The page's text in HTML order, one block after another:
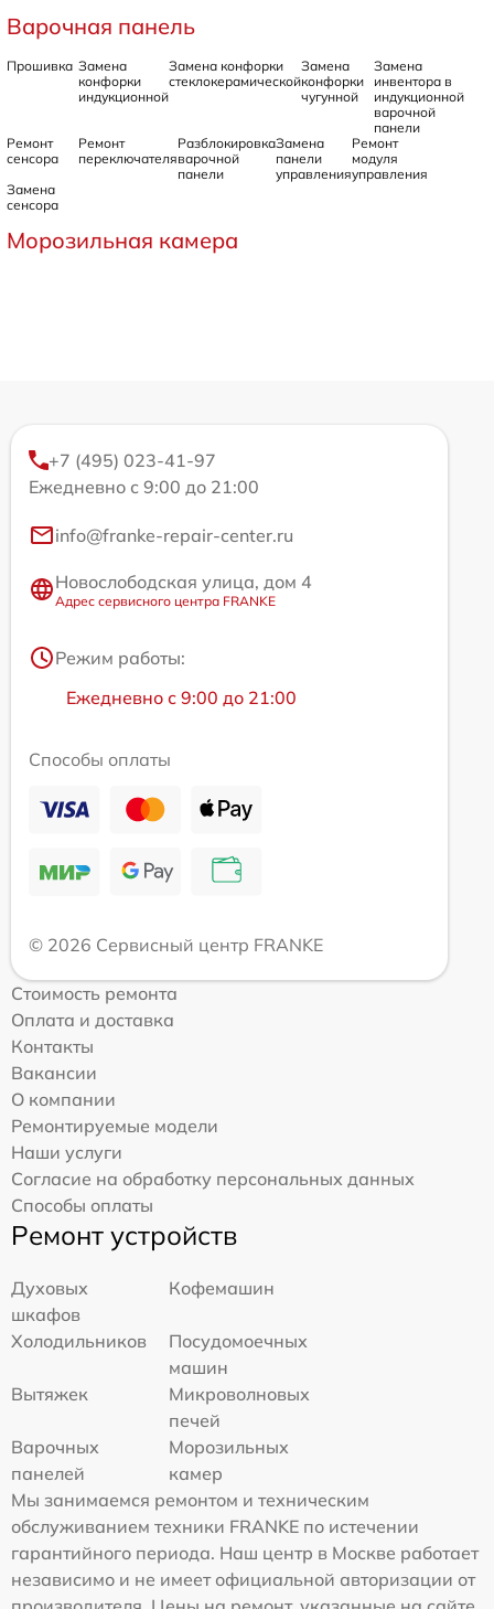
Варочная панель
Прошивка Замена
конфорки
индукционной
Замена конфорки
стеклокерамической
Замена
конфорки
чугунной
Замена
инвентора в
индукционной
варочной
панели
Ремонт
сенсора
Ремонт
переключателя
Разблокировка
варочной
панели
Замена
панели
управления
Ремонт
модуля
управления
Замена
сенсора
Морозильная камера
+7 (495) 023-41-97
Ежедневно с 9:00 до 21:00
info@franke-repair-center.ru
Новослободская улица, дом 4
Адрес сервисного центра FRANKE
Режим работы:
Ежедневно с 9:00 до 21:00
Способы оплаты
© 2026 Сервисный центр FRANKE
Стоимость ремонта
Оплата и доставка
Контакты
Вакансии
О компании
Ремонтируемые модели
Наши услуги
Согласие на обработку персональных данных
Способы оплаты
Ремонт устройств
Духовых
шкафов
Кофемашин
Холодильников
Посудомоечных
машин
Вытяжек
Микроволновых
печей
Варочных
панелей
Морозильных
камер
Мы занимаемся ремонтом и техническим
обслуживанием техники FRANKE по истечении
гарантийного периода. Наш центр в Москве работает
независимо и не имеет официальной авторизации от